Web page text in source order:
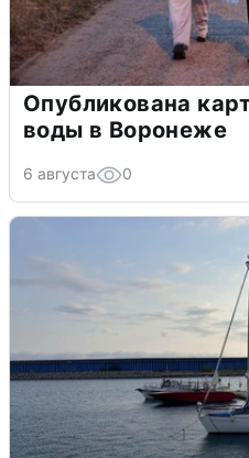
Опубликована
воды в Воронеже
6 августа 0